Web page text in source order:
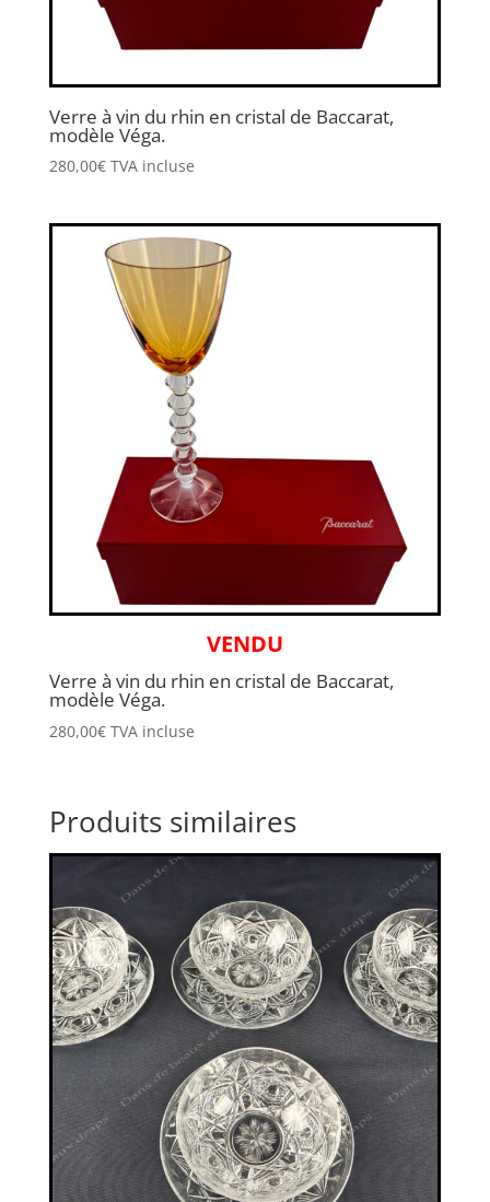
Verre à vin du rhin en cristal de Baccarat,
modèle Véga.
280,00€ TVA incluse
VENDU
Verre à vin du rhin en cristal de Baccarat,
modèle Véga.
280,00€ TVA incluse
Produits similaires